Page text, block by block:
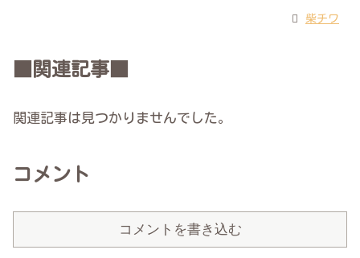
柴チワ
■関連記事■
関連記事は見つかりませんでした。
コメント
コメントを書き込む